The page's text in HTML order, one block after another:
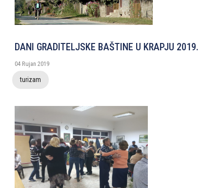
DANI GRADITELJSKE BAŠTINE U KRAPJU 2019.
04 Rujan 2019
turizam